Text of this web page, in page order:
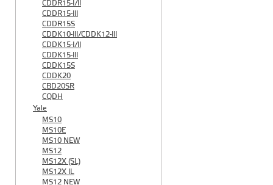
CDDR15-I/II
CDDR15-III
CDDR15S
CDDK10-III/CDDK12-III
CDDK15-I/II
CDDK15-III
CDDK15S
CDDK20
CBD20SR
CQDH
Yale
MS10
MS10E
MS10 NEW
MS12
MS12X (SL)
MS12X IL
MS12 NEW